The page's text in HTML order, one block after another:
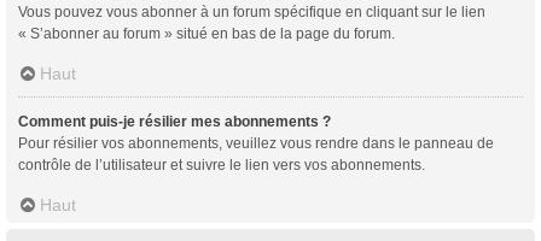
Vous pouvez vous abonner à un forum spécifique en cliquant sur le lien
« S’abonner au forum » situé en bas de la page du forum.
Haut
Comment puis-je résilier mes abonnements ?
Pour résilier vos abonnements, veuillez vous rendre dans le panneau de
contrôle de l’utilisateur et suivre le lien vers vos abonnements.
Haut